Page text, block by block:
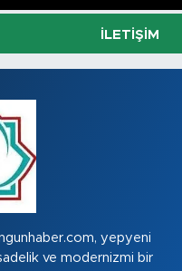
İLETIŞIM
yepyeni
ve modernizmi bir